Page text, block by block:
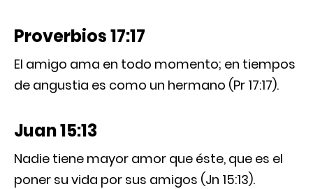
Proverbios 17:17
El amigo ama en todo momento; en tiempos
de angustia es como un hermano (Pr 17:17).
Juan 15:13
Nadie tiene mayor amor que éste, que es el
poner su vida por sus amigos (Jn 15:13).